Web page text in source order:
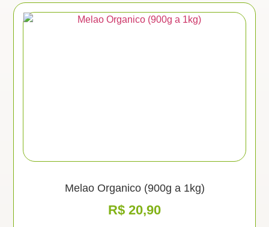
Melao Organico (900g a 1kg)
R$ 20,90